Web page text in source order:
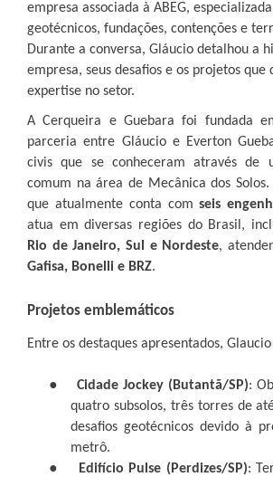
empresa associada à ABEG,
geotécnicos, fundações, contenções e
Durante a conversa, Gláucio detalhou a
empresa, seus desafios e os projetos que
expertise no setor.
A Cerqueira e Guebara foi fundada
parceria entre Gláucio e Everton
civis que se conheceram através de
comum na área de Mecânica dos
que atualmente conta comseis
atua em diversas regiões do Brasil,
Rio de Janeiro, Sul e Nordeste,
Gafisa, Bonelli e BRZ.
Projetos emblemáticos
Entre os destaques apresentados,
● Cidade Jockey (Butantã/SP):
quatro subsolos, três torres de
desafios geotécnicos devido à
metrô.
● Edifício Pulse (Perdizes/SP):